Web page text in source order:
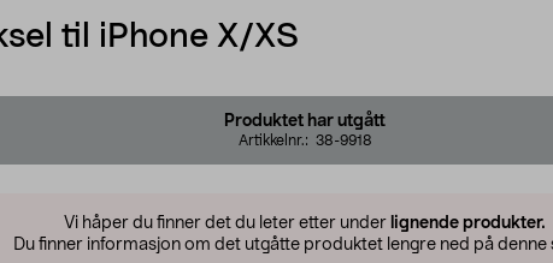
til iPhone X/XS
Produktet har utgått
Artikkelnr.: 38-9918
Vi håper du finner det du leter etter under lignende produkter.
Du finner informasjon om det utgåtte produktet lengre ned på denne